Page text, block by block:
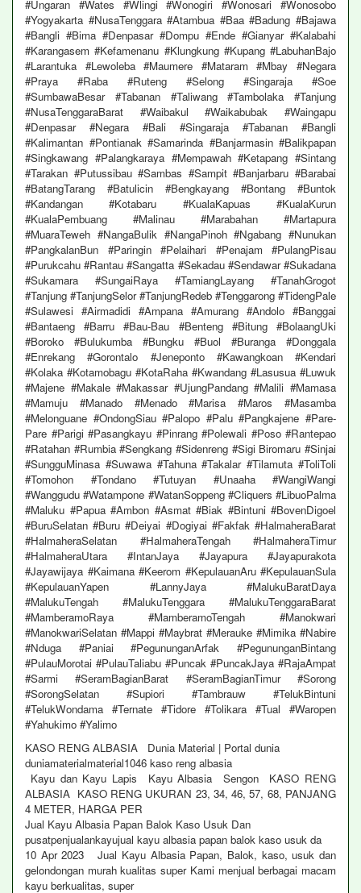
#Ungaran #Wates #Wlingi #Wonogiri #Wonosari #Wonosobo
#Yogyakarta #NusaTenggara #Atambua #Baa #Badung #Bajawa
#Bangli #Bima #Denpasar #Dompu #Ende #Gianyar #Kalabahi
#Karangasem #Kefamenanu #Klungkung #Kupang #LabuhanBajo
#Larantuka #Lewoleba #Maumere #Mataram #Mbay #Negara
#Praya #Raba #Ruteng #Selong #Singaraja #Soe
#SumbawaBesar #Tabanan #Taliwang #Tambolaka #Tanjung
#NusaTenggaraBarat #Waibakul #Waikabubak #Waingapu
#Denpasar #Negara #Bali #Singaraja #Tabanan #Bangli
#Kalimantan #Pontianak #Samarinda #Banjarmasin #Balikpapan
#Singkawang #Palangkaraya #Mempawah #Ketapang #Sintang
#Tarakan #Putussibau #Sambas #Sampit #Banjarbaru #Barabai
#BatangTarang #Batulicin #Bengkayang #Bontang #Buntok
#Kandangan #Kotabaru #KualaKapuas #KualaKurun
#KualaPembuang #Malinau #Marabahan #Martapura
#MuaraTeweh #NangaBulik #NangaPinoh #Ngabang #Nunukan
#PangkalanBun #Paringin #Pelaihari #Penajam #PulangPisau
#Purukcahu #Rantau #Sangatta #Sekadau #Sendawar #Sukadana
#Sukamara #SungaiRaya #TamiangLayang #TanahGrogot
#Tanjung #TanjungSelor #TanjungRedeb #Tenggarong #TidengPale
#Sulawesi #Airmadidi #Ampana #Amurang #Andolo #Banggai
#Bantaeng #Barru #Bau-Bau #Benteng #Bitung #BolaangUki
#Boroko #Bulukumba #Bungku #Buol #Buranga #Donggala
#Enrekang #Gorontalo #Jeneponto #Kawangkoan #Kendari
#Kolaka #Kotamobagu #KotaRaha #Kwandang #Lasusua #Luwuk
#Majene #Makale #Makassar #UjungPandang #Malili #Mamasa
#Mamuju #Manado #Menado #Marisa #Maros #Masamba
#Melonguane #OndongSiau #Palopo #Palu #Pangkajene #Pare-
Pare #Parigi #Pasangkayu #Pinrang #Polewali #Poso #Rantepao
#Ratahan #Rumbia #Sengkang #Sidenreng #Sigi Biromaru #Sinjai
#SungguMinasa #Suwawa #Tahuna #Takalar #Tilamuta #ToliToli
#Tomohon #Tondano #Tutuyan #Unaaha #WangiWangi
#Wanggudu #Watampone #WatanSoppeng #Cliquers #LibuoPalma
#Maluku #Papua #Ambon #Asmat #Biak #Bintuni #BovenDigoel
#BuruSelatan #Buru #Deiyai #Dogiyai #Fakfak #HalmaheraBarat
#HalmaheraSelatan #HalmaheraTengah #HalmaheraTimur
#HalmaheraUtara #IntanJaya #Jayapura #Jayapurakota
#Jayawijaya #Kaimana #Keerom #KepulauanAru #KepulauanSula
#KepulauanYapen #LannyJaya #MalukuBaratDaya
#MalukuTengah #MalukuTenggara #MalukuTenggaraBarat
#MamberamoRaya #MamberamoTengah #Manokwari
#ManokwariSelatan #Mappi #Maybrat #Merauke #Mimika #Nabire
#Nduga #Paniai #PegununganArfak #PegununganBintang
#PulauMorotai #PulauTaliabu #Puncak #PuncakJaya #RajaAmpat
#Sarmi #SeramBagianBarat #SeramBagianTimur #Sorong
#SorongSelatan #Supiori #Tambrauw #TelukBintuni
#TelukWondama #Ternate #Tidore #Tolikara #Tual #Waropen
#Yahukimo #Yalimo
KASO RENG ALBASIA Dunia Material | Portal dunia
duniamaterialmaterial1046 kaso reng albasia
Kayu dan Kayu Lapis Kayu Albasia Sengon KASO RENG
ALBASIA KASO RENG UKURAN 23, 34, 46, 57, 68, PANJANG
4 METER, HARGA PER
Jual Kayu Albasia Papan Balok Kaso Usuk Dan
pusatpenjualankayujual kayu albasia papan balok kaso usuk da
10 Apr 2023 Jual Kayu Albasia Papan, Balok, kaso, usuk dan
gelondongan murah kualitas super Kami menjual berbagai macam
kayu berkualitas, super